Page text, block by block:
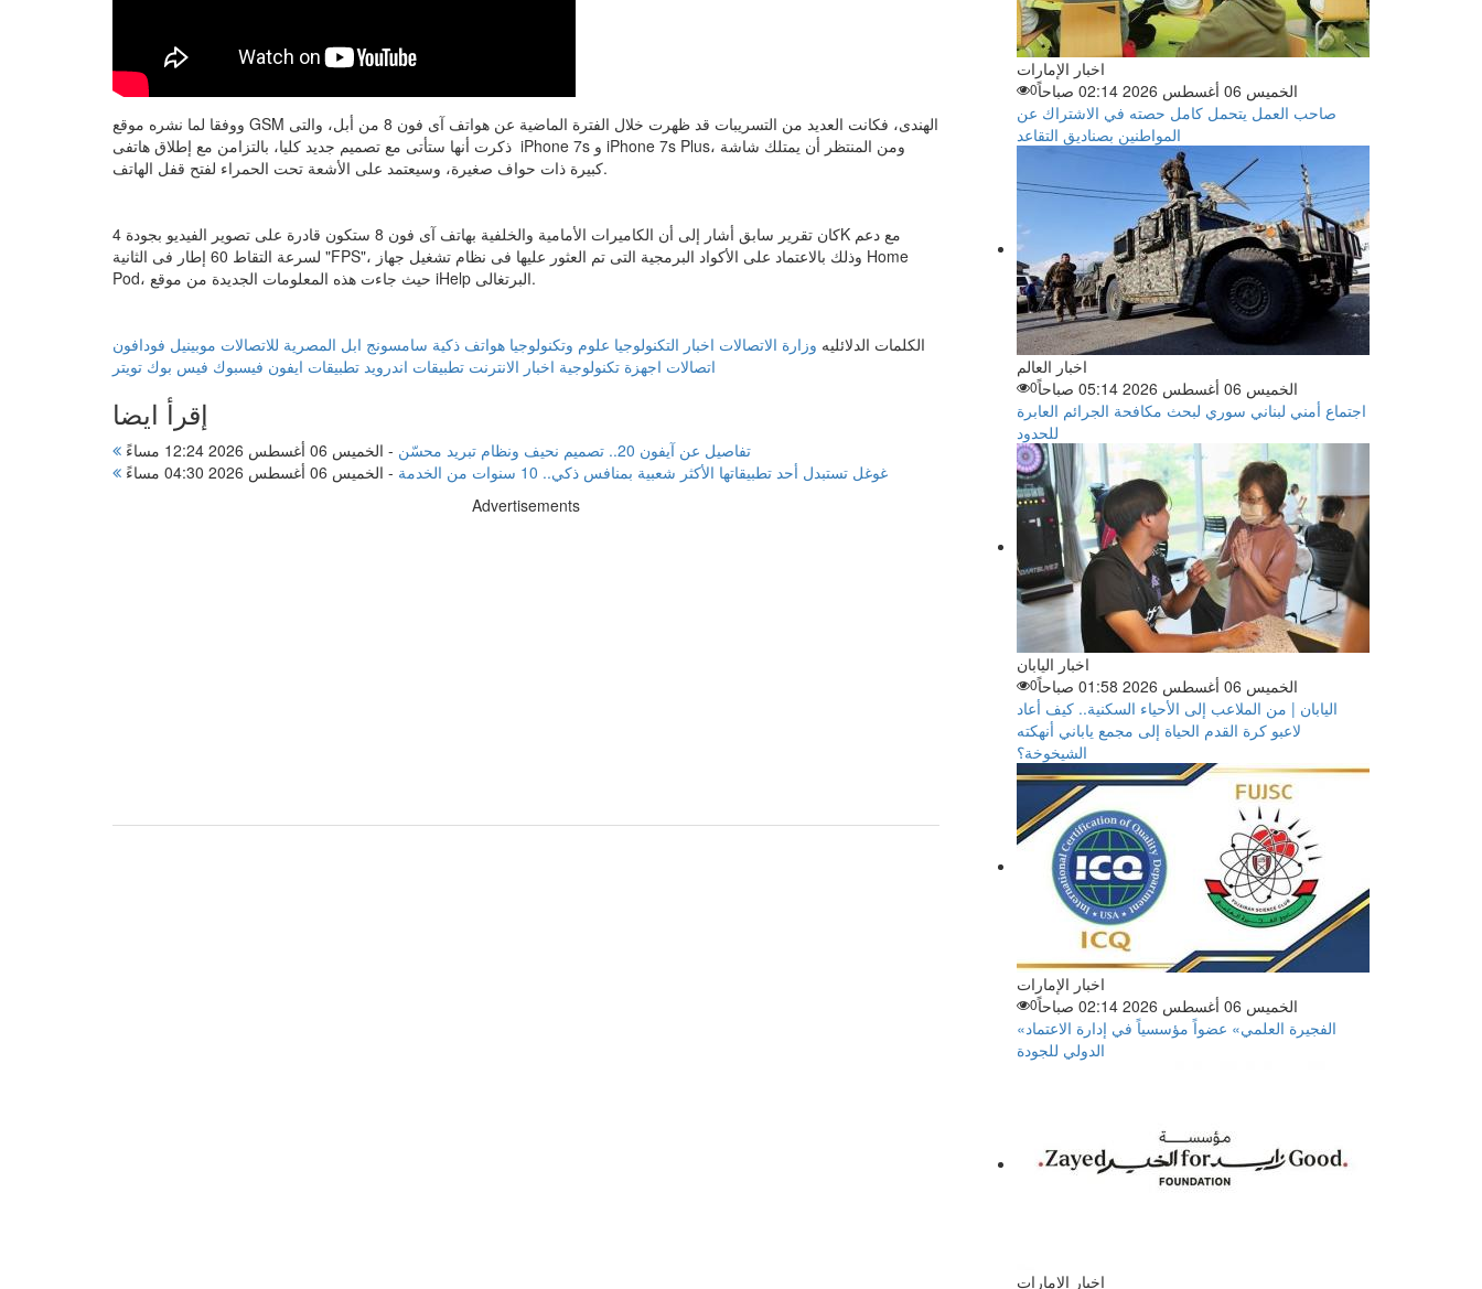
ووفقا لما نشره موقع GSM الهندى، فكانت العديد من التسريبات قد ظهرت خلال الفترة الماضية عن هواتف آى فون 8 من أبل، والتى
ذكرت أنها ستأتى مع تصميم جديد كليا، بالتزامن مع إطلاق هاتفى iPhone 7s و iPhone 7s Plus، ومن المنتظر أن يمتلك شاشة
كبيرة ذات حواف صغيرة، وسيعتمد على الأشعة تحت الحمراء لفتح قفل الهاتف.
كان تقرير سابق أشار إلى أن الكاميرات الأمامية والخلفية بهاتف آى فون 8 ستكون قادرة على تصوير الفيديو بجودة 4K مع دعم
لسرعة التقاط 60 إطار فى الثانية "FPS"، وذلك بالاعتماد على الأكواد البرمجية التى تم العثور عليها فى نظام تشغيل جهاز Home
Pod، حيث جاءت هذه المعلومات الجديدة من موقع iHelp البرتغالى.
الكلمات الدلائليه وزارة الاتصالات اخبار التكنولوجيا علوم وتكنولوجيا هواتف ذكية سامسونج ابل المصرية للاتصالات موبينيل فودافون
اتصالات اجهزة تكنولوجية اخبار الانترنت تطبيقات اندرويد تطبيقات ايفون فيسبوك فيس بوك تويتر
إقرأ ايضا
تفاصيل عن آيفون 20.. تصميم نحيف ونظام تبريد محسّن - الخميس 06 أغسطس 2026 12:24 مساءً
غوغل تستبدل أحد تطبيقاتها الأكثر شعبية بمنافس ذكي.. 10 سنوات من الخدمة
- الخميس 06 أغسطس 2026 04:30 مساءً
Advertisements
اخبار الإمارات
الخميس 06 أغسطس 2026 02:14 صباحاً
0
صاحب العمل يتحمل كامل حصته في الاشتراك عن
المواطنين بصناديق التقاعد
اخبار العالم
الخميس 06 أغسطس 2026 05:14 صباحاً
0
اجتماع أمني لبناني سوري لبحث مكافحة الجرائم العابرة
للحدود
اخبار اليابان
الخميس 06 أغسطس 2026 01:58 صباحاً
0
اليابان | من الملاعب إلى الأحياء السكنية.. كيف أعاد
لاعبو كرة القدم الحياة إلى مجمع ياباني أنهكته
الشيخوخة؟
اخبار الإمارات
الخميس 06 أغسطس 2026 02:14 صباحاً
0
«الفجيرة العلمي» عضواً مؤسسياً في إدارة الاعتماد
الدولي للجودة
اخبار الإمارات